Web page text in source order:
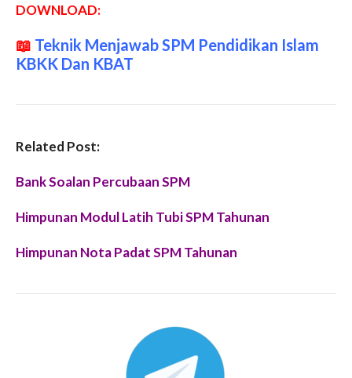
DOWNLOAD:
📖 Teknik Menjawab SPM Pendidikan Islam
KBKK Dan KBAT
Related Post:
Bank Soalan Percubaan SPM
Himpunan Modul Latih Tubi SPM Tahunan
Himpunan Nota Padat SPM Tahunan